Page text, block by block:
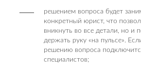
решением вопроса будет
конкретный юрист, что
вникнуть во все детали, но и
держать руку «на пульсе».
решению вопроса
специалистов;